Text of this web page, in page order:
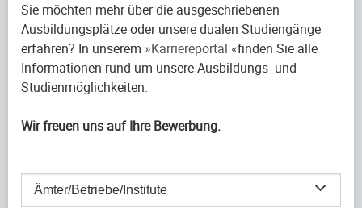
Sie möchten mehr über die ausgeschriebenen
Ausbildungsplätze oder unsere dualen Studiengänge
erfahren? In unserem
Karriereportal finden Sie alle
Informationen rund um unsere Ausbildungs- und
Studienmöglichkeiten.
Wir freuen uns auf Ihre Bewerbung.
Ämter/Betriebe/Institute